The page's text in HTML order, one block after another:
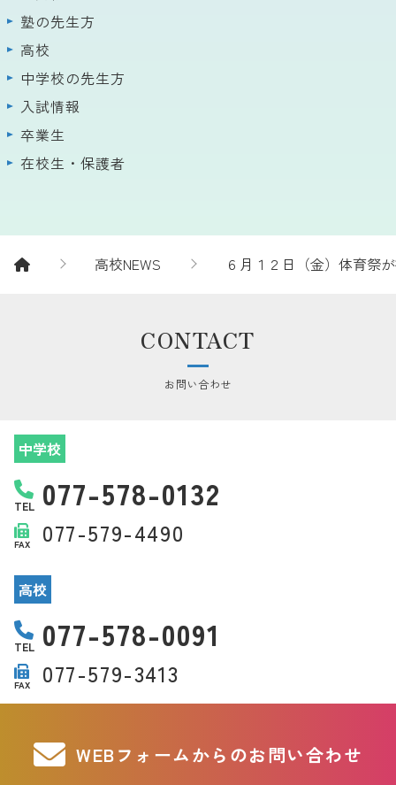
塾の先生方
高校
中学校の先生方
入試情報
卒業生
在校生・保護者
高校NEWS ６月１２日（金）体育祭
CONTACT
お問い合わせ
中学校
TEL 077-578-0132
FAX 077-579-4490
高校
TEL 077-578-0091
FAX 077-579-3413
WEBフォームからのお問い合わせ